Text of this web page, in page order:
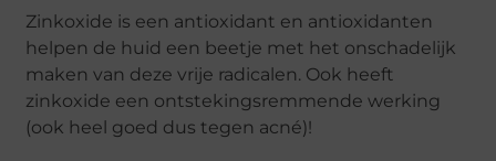
Zinkoxide is een antioxidant en antioxidanten
helpen de huid een beetje met het onschadelijk
maken van deze vrije radicalen. Ook heeft
zinkoxide een ontstekingsremmende werking
(ook heel goed dus tegen acné)!